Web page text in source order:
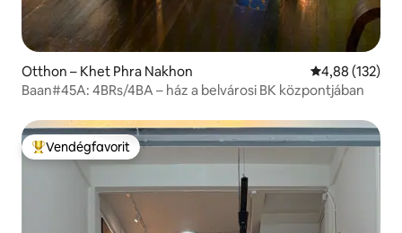
Otthon – Khet Phra Nakhon Átlagos
4,88 (132)
Baan#45A: 4BRs/4BA – ház a belvárosi BK központjában
Kiemelt vendégfavorit
Vendégfavorit